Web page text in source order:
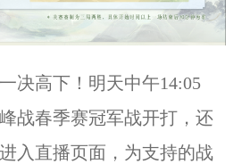
决高下！明天中午14:05
战春季赛冠军战开打，还
入直播页面，为支持的战